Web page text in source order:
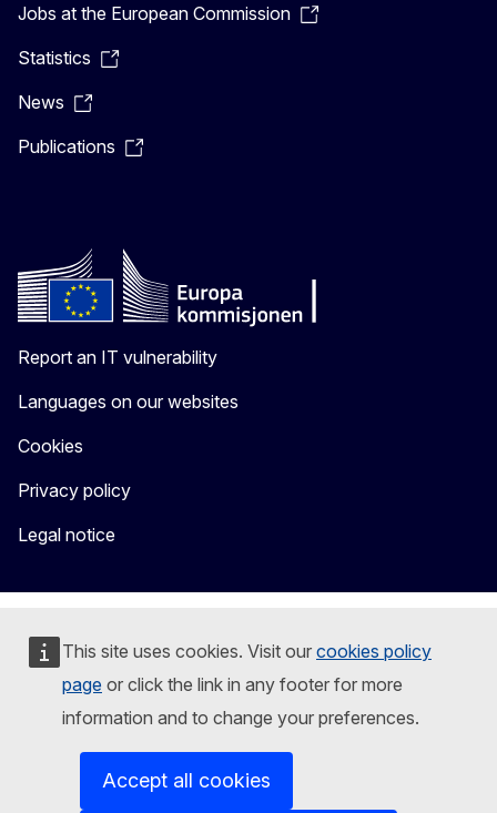
This site uses cookies. Visit our cookies policy
page or click the link in any footer for more
information and to change your preferences.
Accept all cookies
Jobs at the European Commission
Statistics
News
Publications
Report an IT vulnerability
Languages on our websites
Cookies
Privacy policy
Legal notice